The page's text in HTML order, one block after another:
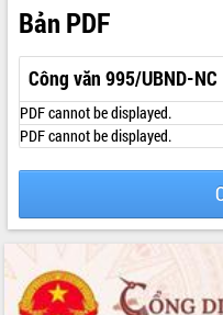
LÃNH ĐẠO UBND TỈNH
TIN TỨC SỰ KIỆN
SỞ, BAN, NGÀNH
UBND CÁC XÃ, PHƯỜNG
HỆ THỐNG VĂN BẢN
VĂN BẢN HĐND TỈNH
Bản PDF
Công văn 995/UBND-NC
PDF cannot be displayed.
PDF cannot be displayed.